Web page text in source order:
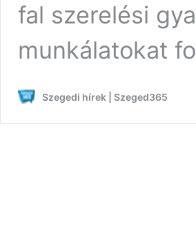
fal szerelési
munkálatokat
Szegedi hírek | Szeged365